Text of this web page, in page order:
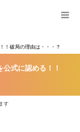
！破局の理由は・・・？
式に認める！！
す